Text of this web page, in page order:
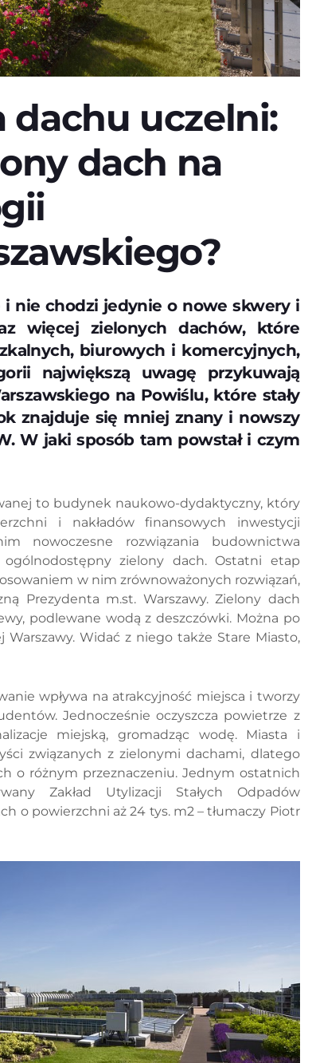
dachu uczelni:
dach na
nie chodzi jedynie o nowe skwery i
więcej zielonych dachów, które
biurowych i komercyjnych,
największą uwagę przykuwają
na Powiślu, które stały
znajduje się mniej znany i nowszy
W jaki sposób tam powstał i czym
to budynek naukowo-dydaktyczny, który
i nakładów finansowych inwestycji
nowoczesne rozwiązania budownictwa
zielony dach. Ostatni etap
w nim zrównoważonych rozwiązań,
Prezydenta m.st. Warszawy. Zielony dach
podlewane wodą z deszczówki. Można po
Widać z niego także Stare Miasto,
wpływa na atrakcyjność miejsca i tworzy
Jednocześnie oczyszcza powietrze z
miejską, gromadząc wodę. Miasta i
związanych z zielonymi dachami, dlatego
o różnym przeznaczeniu. Jednym ostatnich
Zakład Utylizacji Stałych Odpadów
o powierzchni aż 24 tys. m2 – tłumaczy Piotr